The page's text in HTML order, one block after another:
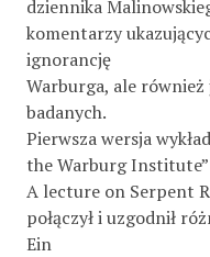
dziennika
komentarzy
ignorancję
Warburga, ale
badanych.
Pierwsza wersja
the Warburg
A lecture on Serpent
połączył i uzgodnił
Ein